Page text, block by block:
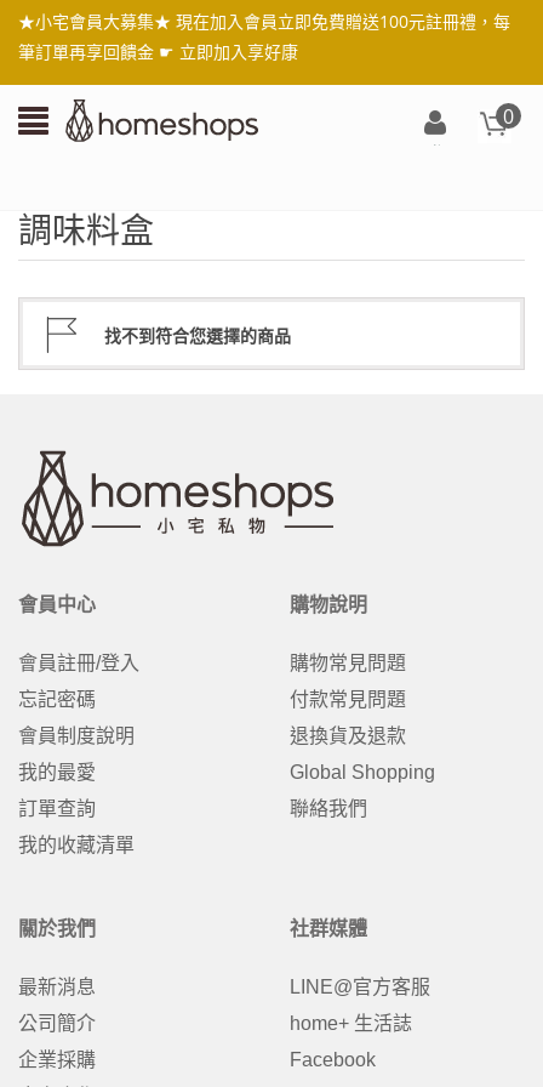
★小宅會員大募集★ 現在加入會員立即免費贈送100元註冊禮，每
筆訂單再享回饋金 ☛ 立即加入享好康
0
調味料盒
找不到符合您選擇的商品
會員中心
會員註冊/登入
忘記密碼
會員制度說明
我的最愛
訂單查詢
我的收藏清單
購物說明
購物常見問題
付款常見問題
退換貨及退款
Global Shopping
聯絡我們
關於我們
最新消息
公司簡介
企業採購
社群媒體
LINE@官方客服
home+ 生活誌
Facebook